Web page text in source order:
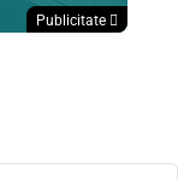
Publicitate